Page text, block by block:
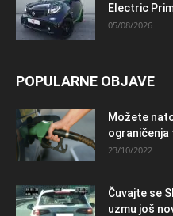
Electric
05/08/2026
POPULARNE OBJAVE
Možete
ograničenja
23/10/2022
Čuvajte se
uzmu još